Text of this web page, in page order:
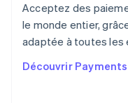
Acceptez des
le monde entier,
adaptée à toutes les
Découvrir Payments
NederlandsEnglish
Pologne
English
PortuguêsEnglish